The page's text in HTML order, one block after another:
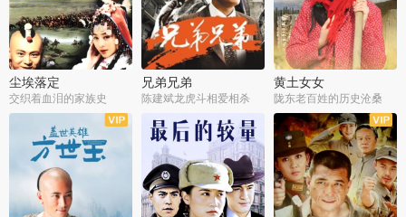
尘埃落定
交织着血泪的家族史
兄弟兄弟
陈建斌龙虎斗相爱相杀
黄土女女
陇东老百姓的历史沧桑
全36集
全28集 全44集